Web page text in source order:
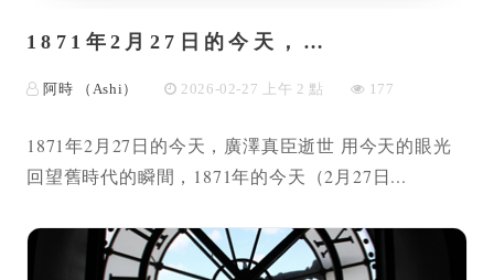
1871年2月27日的今天，…
阿時 （Ashi） 2026-02-27 上午 2 點 177
1871年2月27日的今天，廣澤真臣逝世 用今天的眼光
回望舊時代的瞬間，1871年的今天（2月27日...